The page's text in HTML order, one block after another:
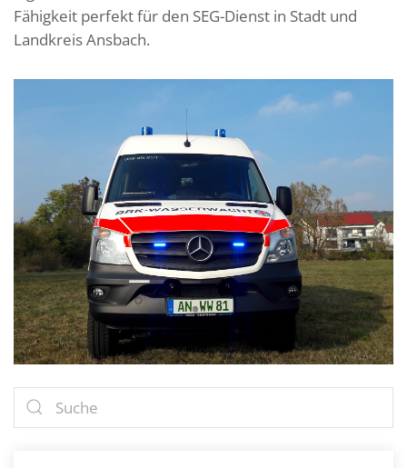
Fähigkeit perfekt für den SEG-Dienst in Stadt und
Landkreis Ansbach.